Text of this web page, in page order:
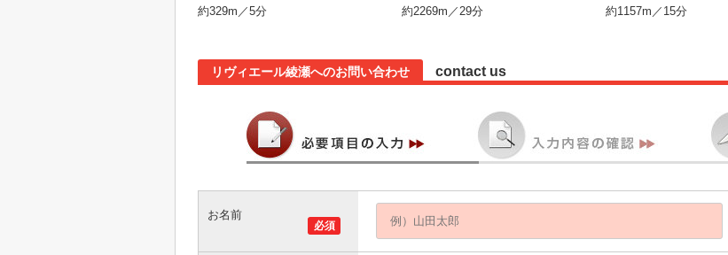
約329m／5分
約2269m／29分
約1157m／15分
リヴィエール綾瀬へのお問い合わせ contact us
必須
お名前